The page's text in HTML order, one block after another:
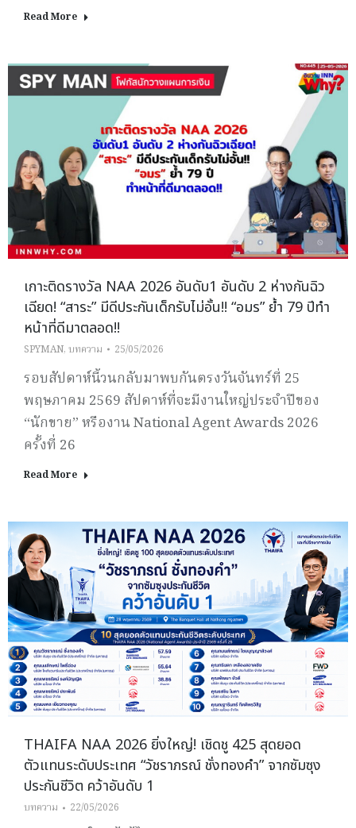
Read More
เกาะติดรางวัล NAA 2026 อันดับ1 อันดับ 2 ห่างกันฉิว
เฉียด! “สาระ” มีดีประกันเด็กรับไม่อั้น!! “อมร” ย้ำ 79 ปีทำ
หน้าที่ดีมาตลอด!!
SPYMAN, บทความ 25/05/2026
รอบสัปดาห์นี้วนกลับมาพบกันตรงวันจันทร์ที่ 25
พฤษภาคม 2569 สัปดาห์ที่จะมีงานใหญ่ประจำปีของ
“นักขาย” หรืองาน National Agent Awards 2026
ครั้งที่ 26
Read More
THAIFA NAA 2026 ยิ่งใหญ่! เชิดชู 425 สุดยอด
ตัวแทนระดับประเทศ “วัชราภรณ์ ชั่งทองคำ” จากซัมซุง
ประกันชีวิต คว้าอันดับ 1
บทความ 22/05/2026